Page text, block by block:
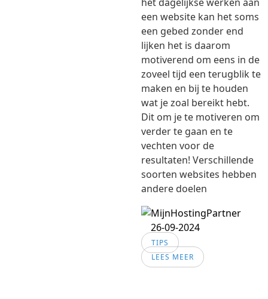
een website kan het soms
een gebed zonder end
lijken het is daarom
motiverend om eens in de
zoveel tijd een terugblik te
maken en bij te houden
wat je zoal bereikt hebt.
Dit om je te motiveren om
verder te gaan en te
vechten voor de
resultaten! Verschillende
soorten websites hebben
andere doelen
26-09-2024
TIPS
LEES MEER